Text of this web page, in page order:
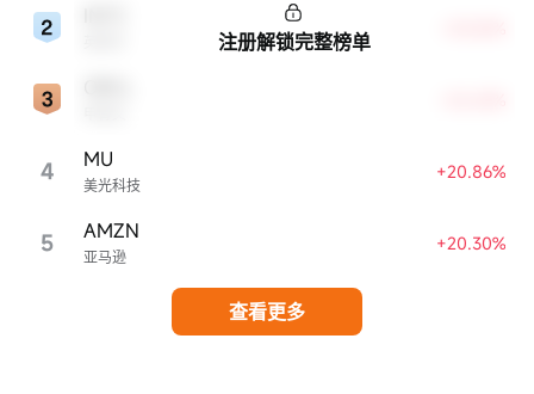
4 美光科技
MU +20.86%
5 亚马逊
AMZN +20.30%
注册解锁完整榜单
查看更多